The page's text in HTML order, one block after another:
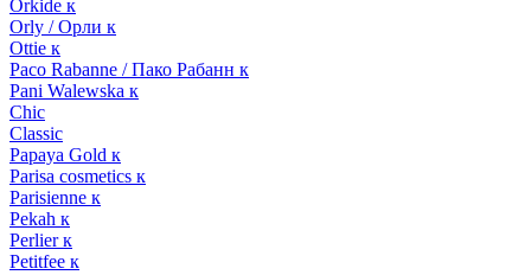
Orkide к
Orly / Орли к
Ottie к
Paco Rabanne / Пако Рабанн к
Pani Walewska к
Chic
Classic
Papaya Gold к
Parisa cosmetics к
Parisienne к
Pekah к
Perlier к
Petitfee к